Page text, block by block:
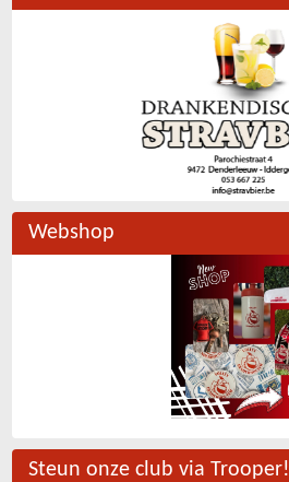
Webshop
Steun onze club via Trooper!